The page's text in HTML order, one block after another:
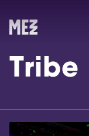
Tribe